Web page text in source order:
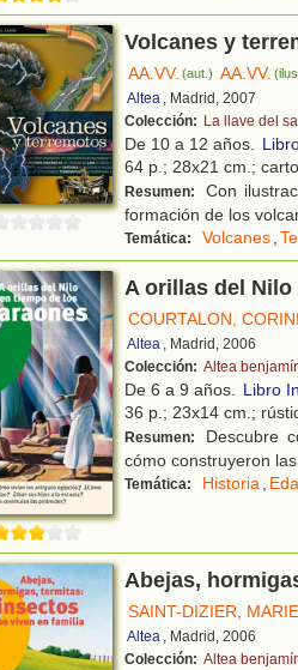
Volcanes y
AA.VV. (aut.) AA.VV.
Altea , Madrid, 2007
Colección: La llave del
De 10 a 12 años.
64 p.; 28x21 cm.;
Resumen:
Con
formación de los
Temática: Volcanes
A orillas del
COURTALON,
Altea , Madrid, 2006
Colección: Altea
De 6 a 9 años. Libro
36 p.; 23x14 cm.;
Resumen:
Descubre
cómo construyeron
Temática: Historia
Abejas,
SAINT-DIZIER, MARIE
Altea
, Madrid, 2006
Colección: Altea